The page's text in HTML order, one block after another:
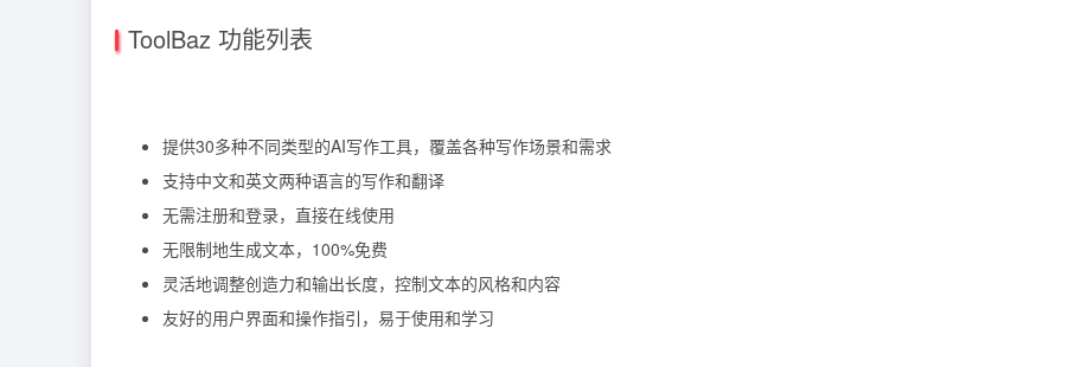
ToolBaz 功能列表
提供30多种不同类型的AI写作工具，覆盖各种写作场景和需求
支持中文和英文两种语言的写作和翻译
无需注册和登录，直接在线使用
无限制地生成文本，100%免费
灵活地调整创造力和输出长度，控制文本的风格和内容
友好的用户界面和操作指引，易于使用和学习